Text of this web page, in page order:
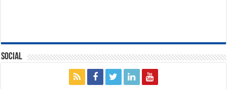
Social